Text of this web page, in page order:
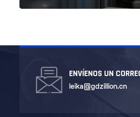
ENVÍENOS UN
leika@gdzillion.cn